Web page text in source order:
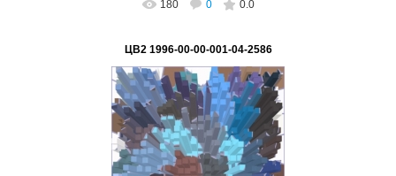
180 0 0.0
ЦВ2 1996-00-00-001-04-2586
02.03.2023